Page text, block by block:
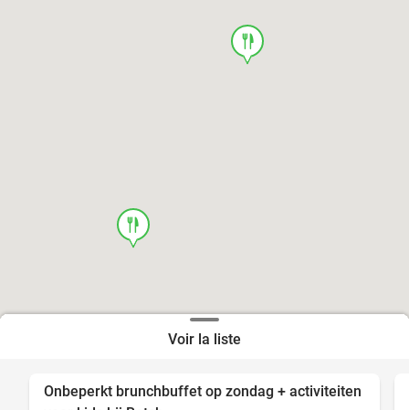
food
food
Voir la liste
23%
Onbeperkt brunchbuffet op zondag + activiteiten